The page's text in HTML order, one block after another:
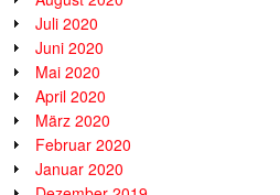
Juli 2020
Juni 2020
Mai 2020
April 2020
März 2020
Februar 2020
Januar 2020